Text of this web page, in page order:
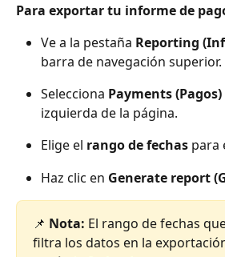
Para exportar tu informe de
Ve a la pestaña Reporting
barra de navegación superior.
Selecciona Payments (Pagos)
izquierda de la página.
Elige el rango de fechas para
Haz clic en Generate report
📌 Nota: El rango de fechas
filtra los datos en la